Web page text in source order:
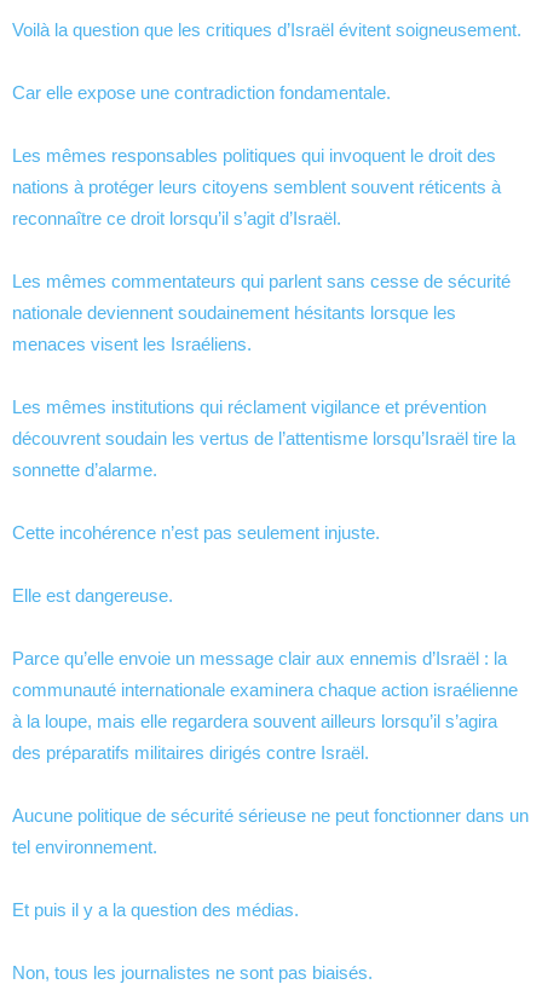
Voilà la question que les critiques d’Israël évitent soigneusement.
Car elle expose une contradiction fondamentale.
Les mêmes responsables politiques qui invoquent le droit des
nations à protéger leurs citoyens semblent souvent réticents à
reconnaître ce droit lorsqu’il s’agit d’Israël.
Les mêmes commentateurs qui parlent sans cesse de sécurité
nationale deviennent soudainement hésitants lorsque les
menaces visent les Israéliens.
Les mêmes institutions qui réclament vigilance et prévention
découvrent soudain les vertus de l’attentisme lorsqu’Israël tire la
sonnette d’alarme.
Cette incohérence n’est pas seulement injuste.
Elle est dangereuse.
Parce qu’elle envoie un message clair aux ennemis d’Israël : la
communauté internationale examinera chaque action israélienne
à la loupe, mais elle regardera souvent ailleurs lorsqu’il s’agira
des préparatifs militaires dirigés contre Israël.
Aucune politique de sécurité sérieuse ne peut fonctionner dans un
tel environnement.
Et puis il y a la question des médias.
Non, tous les journalistes ne sont pas biaisés.